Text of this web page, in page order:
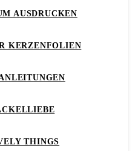
AUSDRUCKEN
KERZENFOLIEN
THINGS